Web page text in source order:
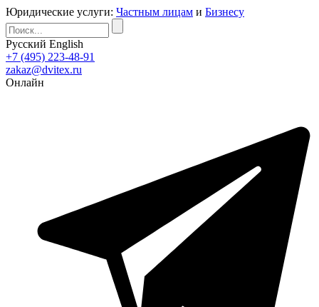
Юридические услуги: Частным лицам и Бизнесу
Русский English
+7 (495) 223-48-91
zakaz@dvitex.ru
Онлайн